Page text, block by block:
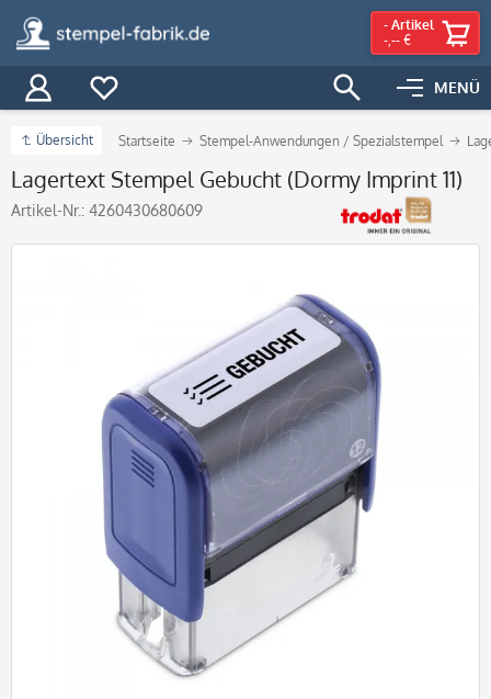
MENÜ
- Artikel
-,-- €
Übersicht Startseite Stempel-Anwendungen / Spezialstempel
Lagertext Stempel Gebucht (Dormy Imprint 11)
Artikel-Nr.: 4260430680609